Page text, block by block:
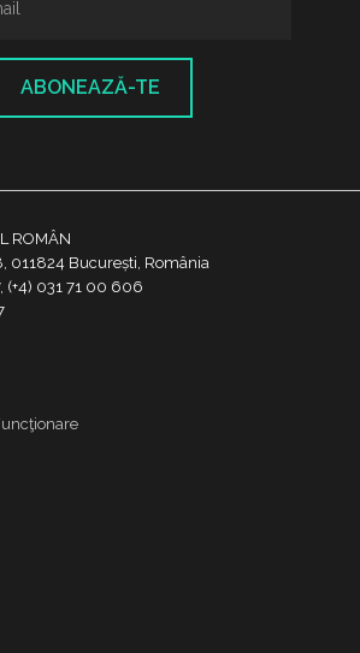
ABONEAZĂ-TE
ROMÂN
011824 București, România
(+4) 031 71 00 606